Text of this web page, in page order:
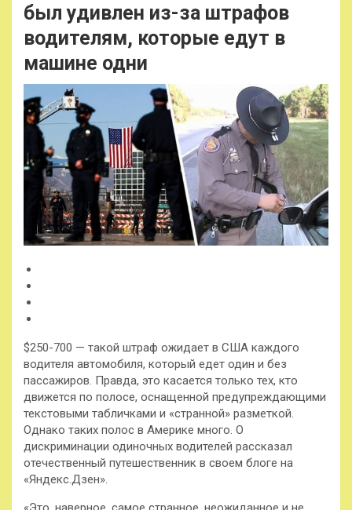
был удивлен из-за штрафов
водителям, которые едут в
машине одни
$250-700 — такой штраф ожидает в США каждого
водителя автомобиля, который едет один и без
пассажиров. Правда, это касается только тех, кто
движется по полосе, оснащенной предупреждающими
текстовыми табличками и «странной» разметкой.
Однако таких полос в Америке много. О
дискриминации одиночных водителей рассказал
отечественный путешественник в своем блоге на
«Яндекс.Дзен».